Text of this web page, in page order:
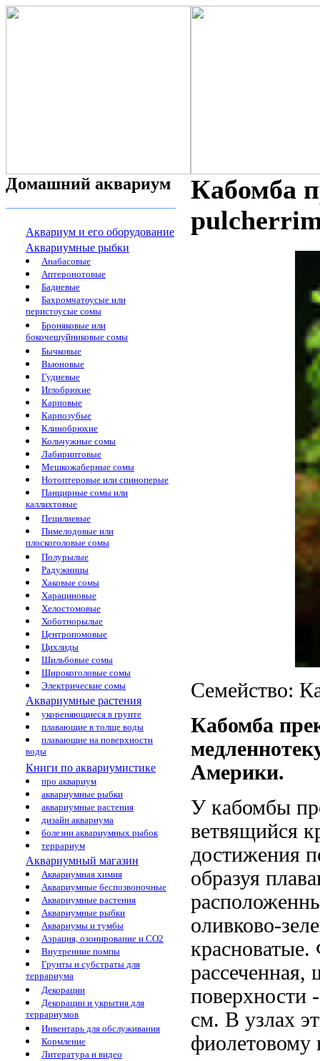
Домашний аквариум
Аквариум и его оборудование
Аквариумные рыбки
Анабасовые
Аптеронотовые
Бадиевые
Бахромчатоусые или
перистоусые сомы
Броняковые или
бокочешуйниковые сомы
Бычковые
Вьюновые
Гудиевые
Иглобрюхие
Карповые
Карпозубые
Клинобрюхие
Кольчужные сомы
Лабиринтовые
Мешкожаберные сомы
Нотоптеровые или спиноперые
Панцирные сомы или
каллихтовые
Пецилиевые
Пимелодовые или
плоскоголовые сомы
Полурылые
Радужницы
Хаковые сомы
Харациновые
Хелостомовые
Хоботнорылые
Центропомовые
Цихлиды
Шильбовые сомы
Широкоголовые сомы
Электрические сомы
Аквариумные растения
укореняющиеся в грунте
плавающие в толще воды
плавающие на поверхности
воды
Книги по аквариумистике
про аквариум
аквариумные рыбки
аквариумные растения
дизайн аквариума
болезни аквариумных рыбок
террариум
Аквариумный магазин
Аквариумная химия
Аквариумные беспозвоночные
Аквариумные растения
Аквариумные рыбки
Аквариумы и тумбы
Аэрация, озонирование и CO2
Внутренние помпы
Грунты и субстраты для
террариума
Декорации
Декорации и укрытия для
террариумов
Инвентарь для обслуживания
Кормление
Литература и видео
Кабомба
Cемейство:
Кабомба
Америки.
У кабомбы
ветвящийся
достижения
образуя
оливково-
поверхности
см. В узлах
фиолетовому